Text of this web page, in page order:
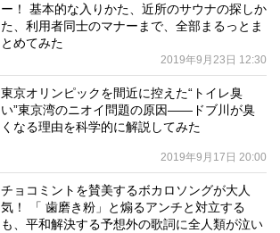
ー！ 基本的な入りかた、近所のサウナの探しか
た、利用者同士のマナーまで、全部まるっとま
とめてみた
2019年9月23日 12:30
東京オリンピックを間近に控えた“トイレ臭
い”東京湾のニオイ問題の原因――ドブ川が臭
くなる理由を科学的に解説してみた
2019年9月17日 20:00
チョコミントを賛美するボカロソングが大人
気！ 「 歯磨き粉」と煽るアンチと対立する
も、平和解決する予想外の歌詞に全人類が泣い